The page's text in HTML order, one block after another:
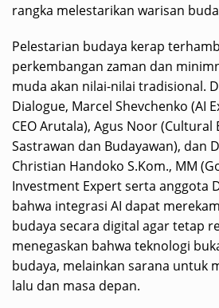
rangka melestarikan warisan
Pelestarian budaya kerap
perkembangan zaman dan
muda akan nilai-nilai tradisional.
Dialogue, Marcel Shevchenko (AI
CEO Arutala), Agus Noor (Cultural
Sastrawan dan Budayawan), dan
Christian Handoko S.Kom., MM
Investment Expert serta anggota
bahwa integrasi AI dapat
budaya secara digital agar tetap
menegaskan bahwa teknologi
budaya, melainkan sarana untuk
lalu dan masa depan.